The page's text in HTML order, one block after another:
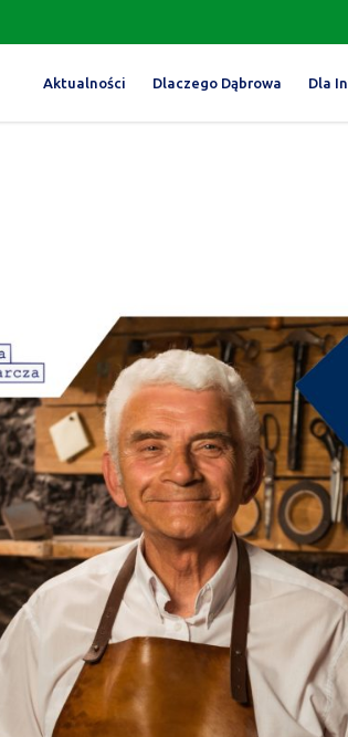
Aktualności Dlaczego Dąbrowa Dla